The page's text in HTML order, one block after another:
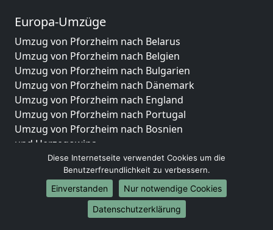
Europa-Umzüge
Umzug von Pforzheim nach Belarus
Umzug von Pforzheim nach Belgien
Umzug von Pforzheim nach Bulgarien
Umzug von Pforzheim nach Dänemark
Umzug von Pforzheim nach England
Umzug von Pforzheim nach Portugal
Umzug von Pforzheim nach Bosnien
und Herzegowina
Umzug von Pforzheim nach Irland
Umzug von Pforzheim nach Lettland
Umzug von Pforzheim nach Zypern
Umzug von Pforzheim nach Kroatien
Umzug von Pforzheim nach Estland
Diese Internetseite verwendet Cookies um die
Benutzerfreundlichkeit zu verbessern.
Einverstanden
Nur notwendige Cookies
Datenschutzerklärung